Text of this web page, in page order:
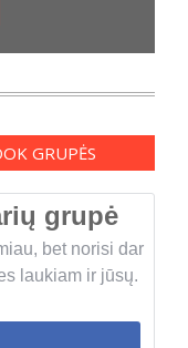
GRUPĖS
grupė
bet norisi dar
laukiam ir jūsų.